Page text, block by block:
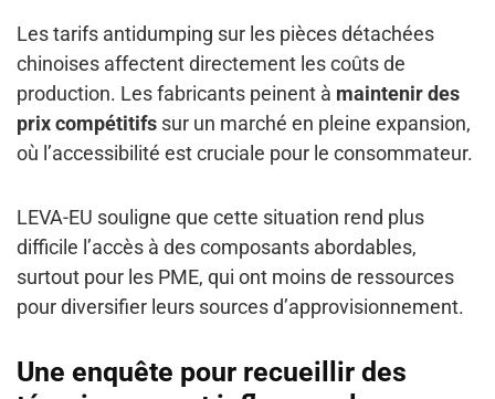
Les tarifs antidumping sur les pièces détachées
chinoises affectent directement les coûts de
production. Les fabricants peinent à maintenir des
prix compétitifs sur un marché en pleine expansion,
où l’accessibilité est cruciale pour le consommateur.
LEVA-EU souligne que cette situation rend plus
difficile l’accès à des composants abordables,
surtout pour les PME, qui ont moins de ressources
pour diversifier leurs sources d’approvisionnement.
Une enquête pour recueillir des